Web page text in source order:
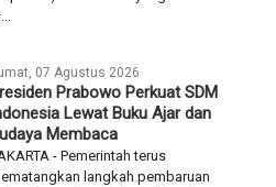
07 Agustus 2026
Prabowo Perkuat SDM
Lewat Buku Ajar dan
Membaca
- Pemerintah terus
langkah pembaruan